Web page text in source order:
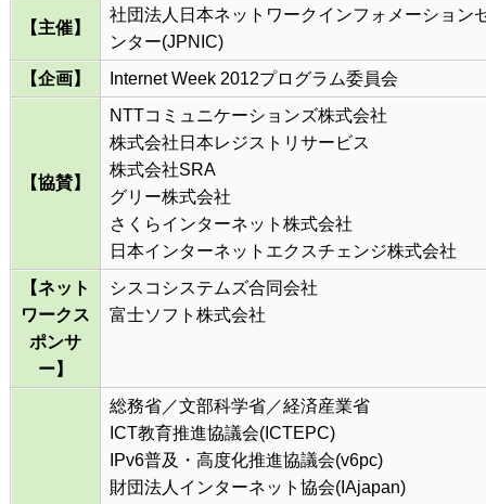
【主催】
社団法人日本ネットワークインフォメーション
ンター(JPNIC)
【企画】
Internet Week 2012プログラム委員会
【協賛】
NTTコミュニケーションズ株式会社
株式会社日本レジストリサービス
株式会社SRA
グリー株式会社
さくらインターネット株式会社
日本インターネットエクスチェンジ株式会社
【ネット
ワークス
ポンサ
ー】
シスコシステムズ合同会社
富士ソフト株式会社
総務省／文部科学省／経済産業省
ICT教育推進協議会(ICTEPC)
IPv6普及・高度化推進協議会(v6pc)
財団法人インターネット協会(IAjapan)